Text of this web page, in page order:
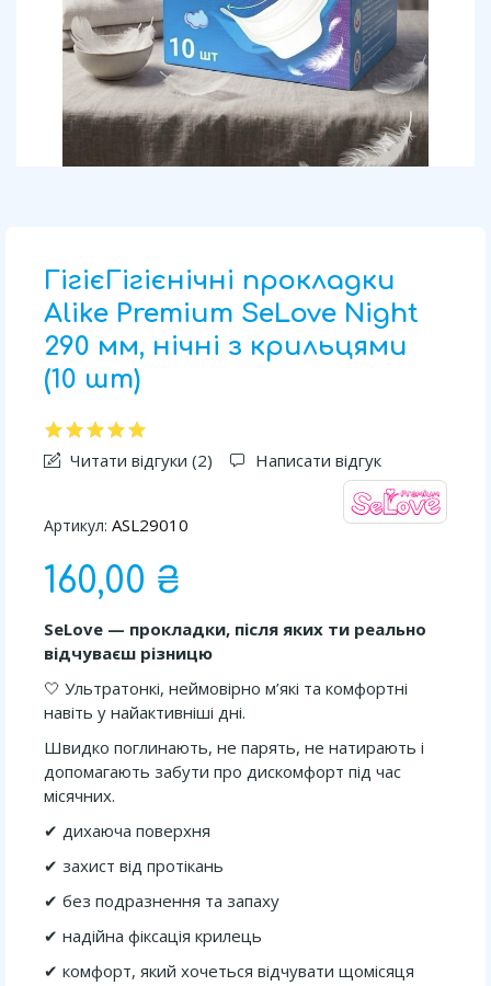
ГігієГігієнічні прокладки
Alike Premium SeLove Night
290 мм, нічні з крильцями
(10 шт)
Читати відгуки (2) Написати відгук
Артикул: ASL29010
160,00 ₴
SeLove — прокладки, після яких ти реально
відчуваєш різницю
🤍 Ультратонкі, неймовірно м’які та комфортні
навіть у найактивніші дні.
Швидко поглинають, не парять, не натирають і
допомагають забути про дискомфорт під час
місячних.
✔ дихаюча поверхня
✔ захист від протікань
✔ без подразнення та запаху
✔ надійна фіксація крилець
✔ комфорт, який хочеться відчувати щомісяця